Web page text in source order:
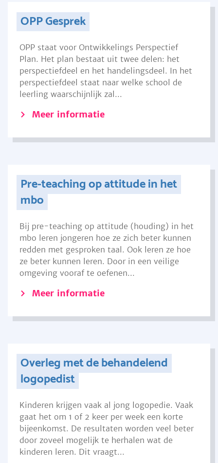
OPP Gesprek
OPP staat voor Ontwikkelings Perspectief
Plan. Het plan bestaat uit twee delen: het
perspectiefdeel en het handelingsdeel. In het
perspectiefdeel staat naar welke school de
leerling waarschijnlijk zal...
Meer informatie
Pre-teaching op attitude in het
mbo
Bij pre-teaching op attitude (houding) in het
mbo leren jongeren hoe ze zich beter kunnen
redden met gesproken taal. Ook leren ze hoe
ze beter kunnen leren. Door in een veilige
omgeving vooraf te oefenen...
Meer informatie
Overleg met de behandelend
logopedist
Kinderen krijgen vaak al jong logopedie. Vaak
gaat het om 1 of 2 keer per week een korte
bijeenkomst. De resultaten worden veel beter
door zoveel mogelijk te herhalen wat de
kinderen leren. Dit vraagt...